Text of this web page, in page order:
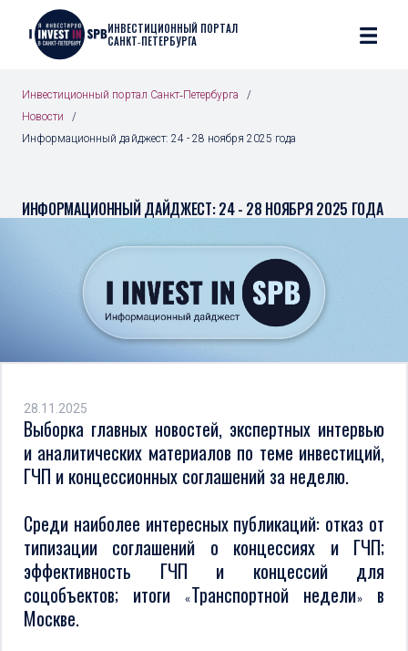
ИНВЕСТИЦИОННЫЙ ПОРТАЛ
САНКТ‑ПЕТЕРБУРГА
Инвестиционный портал Санкт‑Петербурга
Новости
Информационный дайджест: 24 - 28 ноября 2025 года
ИНФОРМАЦИОННЫЙ ДАЙДЖЕСТ: 24 - 28 НОЯБРЯ 2025 ГОДА
28.11.2025
Выборка главных новостей, экспертных интервью
и аналитических материалов по теме инвестиций,
ГЧП и концессионных соглашений за неделю.
Среди наиболее интересных публикаций: отказ от
типизации соглашений о концессиях и ГЧП;
эффективность ГЧП и концессий для
соцобъектов; итоги
«Транспортной недели»
в
Москве.